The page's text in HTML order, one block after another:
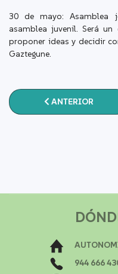
30 de mayo: Asamblea
asamblea juvenil. Será
proponer ideas y decidir
Gaztegune.
ARTÍCULO
ANTERIOR
944 666